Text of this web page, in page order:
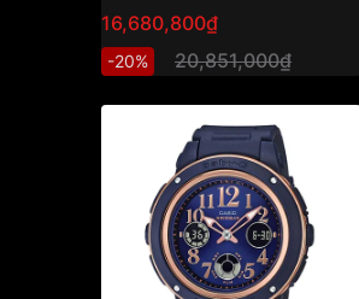
16,680,800₫
-20% 20,851,000₫